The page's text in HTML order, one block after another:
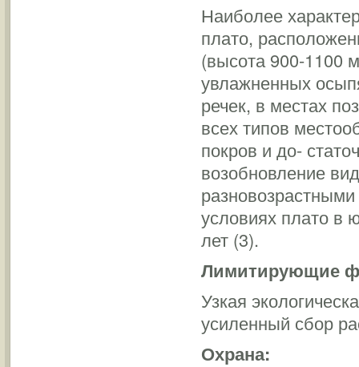
Наиболее
плато,
(высота 900-1100
увлажненных
речек, в местах
всех типов
покров и до-
возобновление
условиях плато в
лет (3).
Лимитирующие
Узкая
усиленный сбор
Охрана: